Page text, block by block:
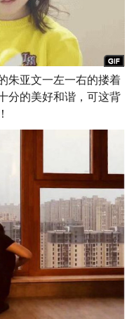
亚文一左一右的搂着
分的美好和谐，可这背